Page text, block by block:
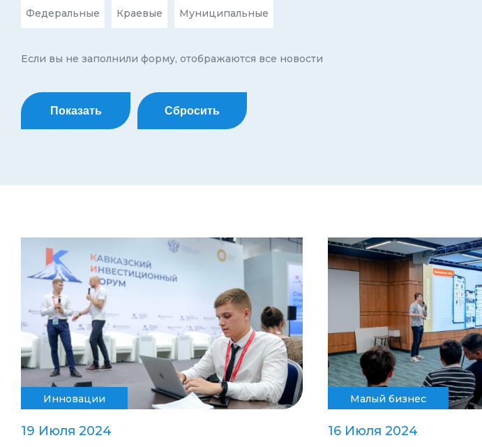
Федеральные Краевые Муниципальные
Если вы не заполнили форму, отображаются все новости
Показать Сбросить
Инновации
19 Июля 2024
Малый бизнес
16 Июля 2024